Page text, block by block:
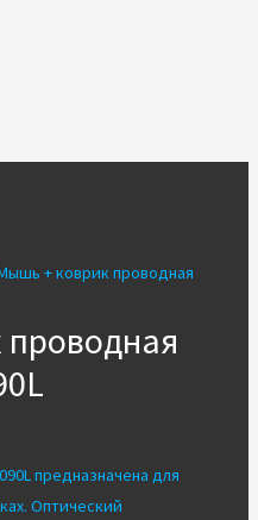
+ коврик проводная
предназначена для
Оптический